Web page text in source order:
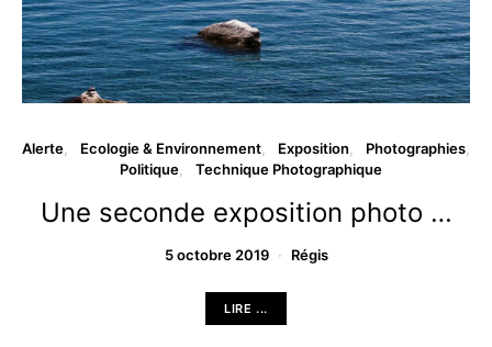
Alerte Ecologie & Environnement Exposition
Photographies
Politique
Technique Photographique
Une seconde exposition photo …
5 octobre 2019 Régis
LIRE ...